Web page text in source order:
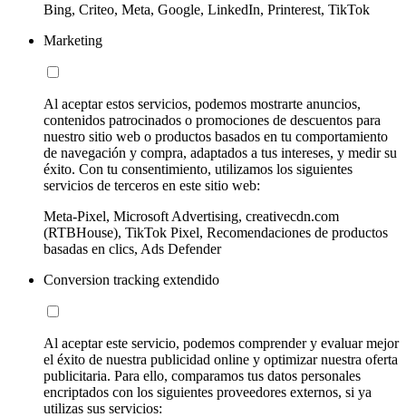
Bing, Criteo, Meta, Google, LinkedIn, Printerest, TikTok
Marketing
Al aceptar estos servicios, podemos mostrarte anuncios,
contenidos patrocinados o promociones de descuentos para
nuestro sitio web o productos basados en tu comportamiento
de navegación y compra, adaptados a tus intereses, y medir su
éxito. Con tu consentimiento, utilizamos los siguientes
servicios de terceros en este sitio web:
Meta-Pixel, Microsoft Advertising, creativecdn.com
(RTBHouse), TikTok Pixel, Recomendaciones de productos
basadas en clics, Ads Defender
Conversion tracking extendido
Al aceptar este servicio, podemos comprender y evaluar mejor
el éxito de nuestra publicidad online y optimizar nuestra oferta
publicitaria. Para ello, comparamos tus datos personales
encriptados con los siguientes proveedores externos, si ya
utilizas sus servicios: